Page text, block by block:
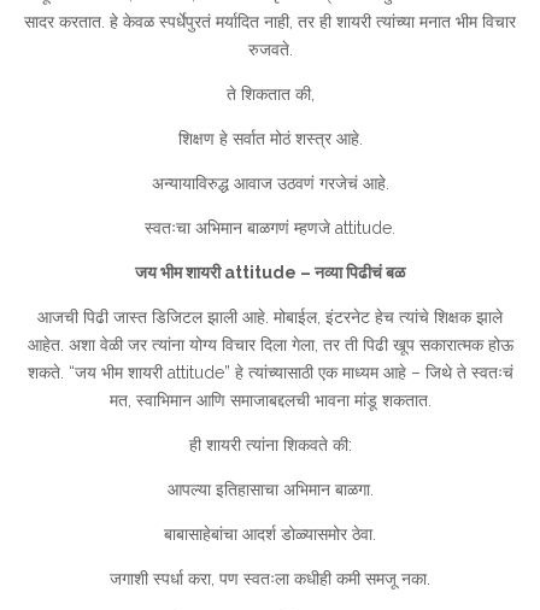
सादर करतात. हे केवळ स्पर्धेपुरतं मर्यादित नाही, तर ही शायरी त्यांच्या मनात भीम विचार
रुजवते.
ते शिकतात की,
शिक्षण हे सर्वात मोठं शस्त्र आहे.
अन्यायाविरुद्ध आवाज उठवणं गरजेचं आहे.
स्वतःचा अभिमान बाळगणं म्हणजे attitude.
जय भीम शायरी attitude – नव्या पिढीचं बळ
आजची पिढी जास्त डिजिटल झाली आहे. मोबाईल, इंटरनेट हेच त्यांचे शिक्षक झाले
आहेत. अशा वेळी जर त्यांना योग्य विचार दिला गेला, तर ती पिढी खूप सकारात्मक होऊ
शकते. “जय भीम शायरी attitude” हे त्यांच्यासाठी एक माध्यम आहे – जिथे ते स्वतःचं
मत, स्वाभिमान आणि समाजाबद्दलची भावना मांडू शकतात.
ही शायरी त्यांना शिकवते की:
आपल्या इतिहासाचा अभिमान बाळगा.
बाबासाहेबांचा आदर्श डोळ्यासमोर ठेवा.
जगाशी स्पर्धा करा, पण स्वतःला कधीही कमी समजू नका.